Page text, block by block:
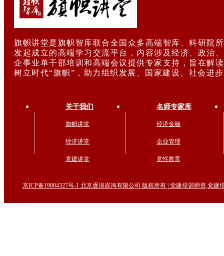
旗帜讲堂是旗帜智库联合全国众多高端智库、科研院
发起成立的高端学习交流平台，内容涉及经济、政治
企事业单干部培训和高端会议提供专家支持，旨在解
树立时代“旗帜”，助力组织发展、国家建设、社会进
关于我们
旗帜讲堂
经济讲堂
党建讲堂
名师专家库
经济金融
企业管理
党性教育
京ICP备19004327号-1 北京逐浪咨询有限公司 版权所有 | 党建培训师资,党